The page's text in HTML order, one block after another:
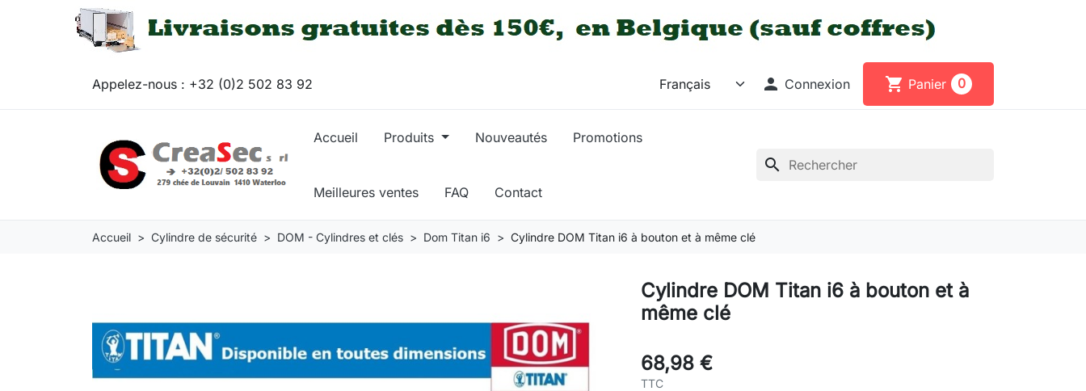
Appelez-nous : +32 (0)2 502 83 92  Connexion shopping_cart Panier 0
Accueil Produits Nouveautés Promotions
Meilleures ventes FAQ Contact
search
Accueil Cylindre de sécurité DOM - Cylindres et clés Dom Titan i6 Cylindre DOM Titan i6 à bouton et à même clé
Cylindre DOM Titan i6 à bouton et à
même clé
68,98 €
TTC